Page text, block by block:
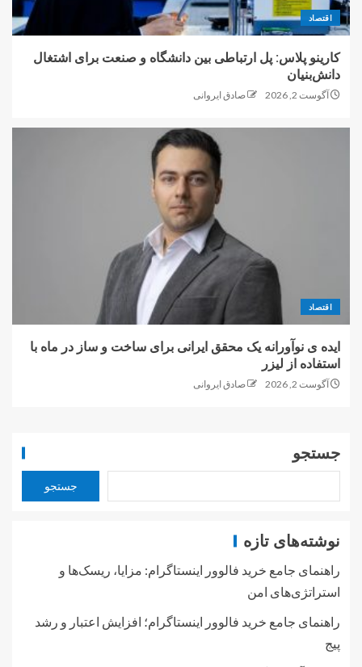
اقتصاد
کارینو پلاس: پل ارتباطی بین دانشگاه و صنعت برای اشتغال
دانش‌بنیان
آگوست 2, 2026 صادق ایروانی
اقتصاد
ایده ی نوآورانه یک محقق ایرانی برای ساخت و ساز در ماه با
استفاده از لیزر
آگوست 2, 2026 صادق ایروانی
جستجو
جستجو
نوشته‌های تازه
راهنمای جامع خرید فالوور اینستاگرام: مزایا، ریسک‌ها و
استراتژی‌های امن
راهنمای جامع خرید فالوور اینستاگرام؛ افزایش اعتبار و رشد
پیج